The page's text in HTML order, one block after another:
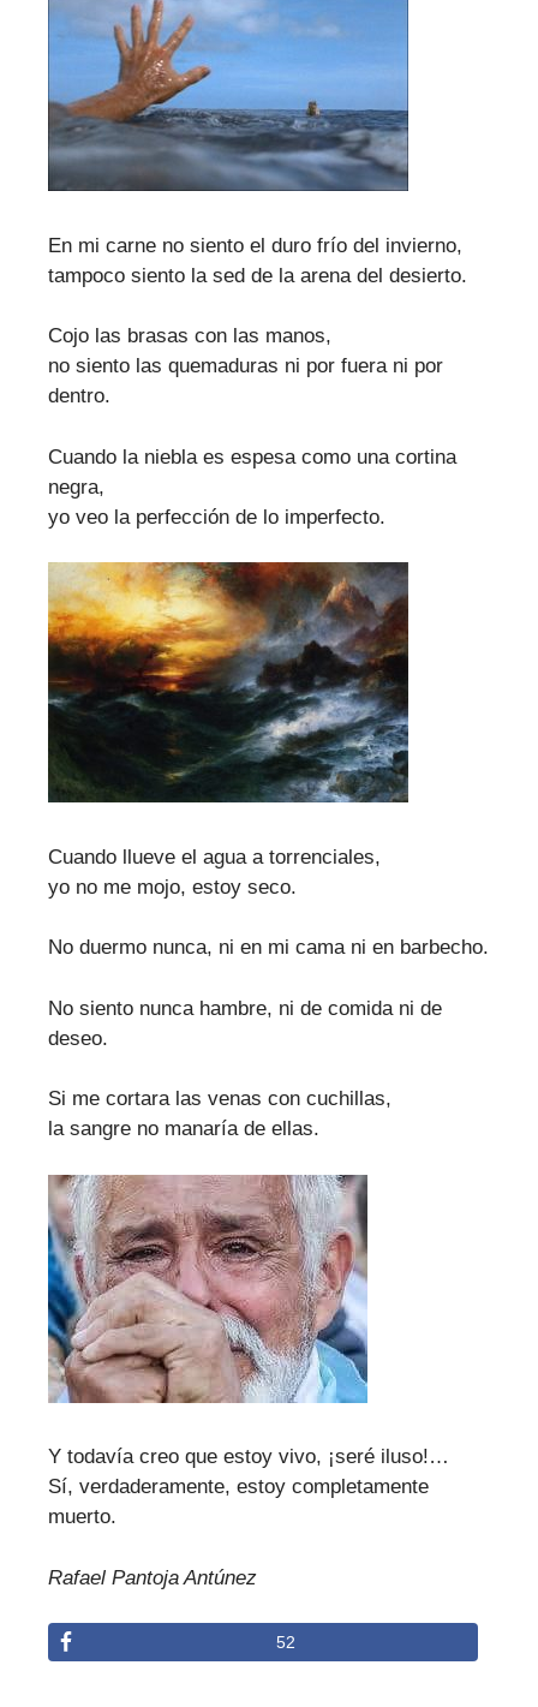
En mi carne no siento el duro frío del invierno,
tampoco siento la sed de la arena del desierto.
Cojo las brasas con las manos,
no siento las quemaduras ni por fuera ni por
dentro.
Cuando la niebla es espesa como una cortina
negra,
yo veo la perfección de lo imperfecto.
Cuando llueve el agua a torrenciales,
yo no me mojo, estoy seco.
No duermo nunca, ni en mi cama ni en barbecho.
No siento nunca hambre, ni de comida ni de
deseo.
Si me cortara las venas con cuchillas,
la sangre no manaría de ellas.
Y todavía creo que estoy vivo, ¡seré iluso!…
Sí, verdaderamente, estoy completamente
muerto.
Rafael Pantoja Antúnez
52